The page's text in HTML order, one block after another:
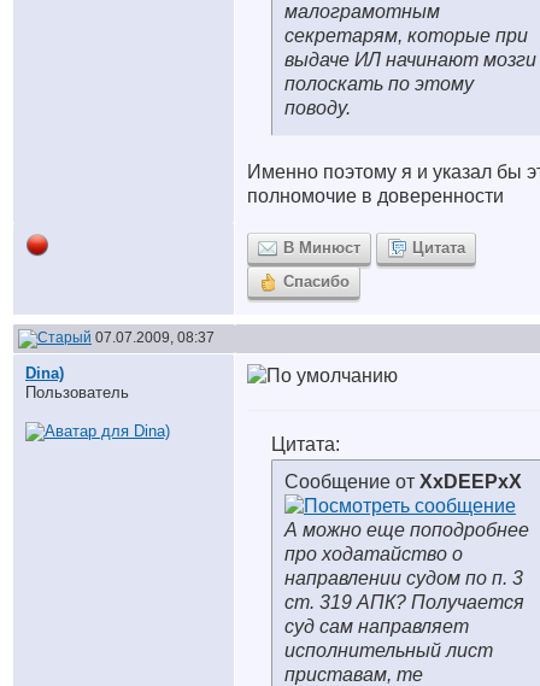
малограмотным
секретарям, которые при
выдаче ИЛ начинают мозги
полоскать по этому
поводу.
Именно поэтому я и указал бы
полномочие в доверенности
В Минюст
Цитата
Спасибо
07.07.2009, 08:37
Dina)
Пользователь
Цитата:
Сообщение от XxDEEPxX
А можно еще поподробнее
про ходатайство о
направлении судом по п. 3
ст. 319 АПК? Получается
суд сам направляет
исполнительный лист
приставам, те